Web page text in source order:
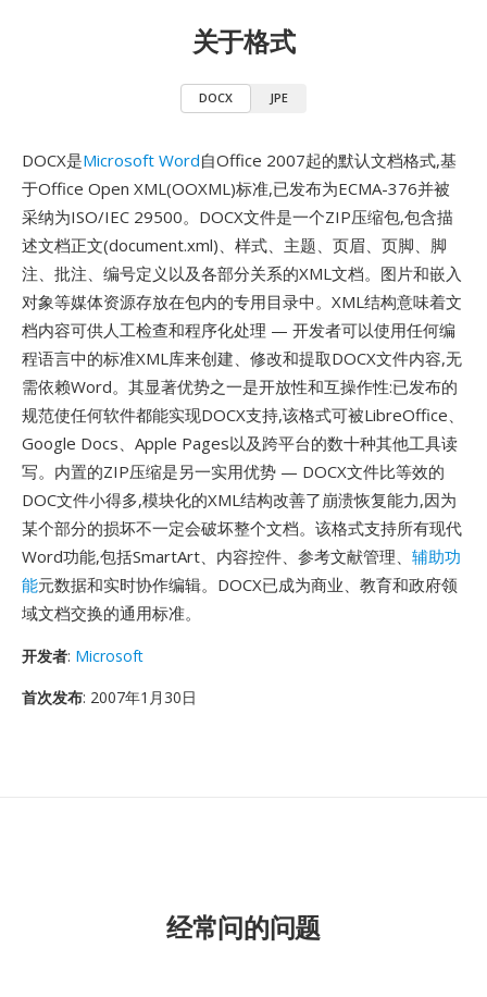
关于格式
DOCX JPE
DOCX是Microsoft Word自Office 2007起的默认文档格式,基
于Office Open XML(OOXML)标准,已发布为ECMA-376并被
采纳为ISO/IEC 29500。DOCX文件是一个ZIP压缩包,包含描
述文档正文(document.xml)、样式、主题、页眉、页脚、脚
注、批注、编号定义以及各部分关系的XML文档。图片和嵌入
对象等媒体资源存放在包内的专用目录中。XML结构意味着文
档内容可供人工检查和程序化处理 — 开发者可以使用任何编
程语言中的标准XML库来创建、修改和提取DOCX文件内容,无
需依赖Word。其显著优势之一是开放性和互操作性:已发布的
规范使任何软件都能实现DOCX支持,该格式可被LibreOffice、
Google Docs、Apple Pages以及跨平台的数十种其他工具读
写。内置的ZIP压缩是另一实用优势 — DOCX文件比等效的
DOC文件小得多,模块化的XML结构改善了崩溃恢复能力,因为
某个部分的损坏不一定会破坏整个文档。该格式支持所有现代
Word功能,包括SmartArt、内容控件、参考文献管理、 辅助功
能元数据和实时协作编辑。DOCX已成为商业、教育和政府领
域文档交换的通用标准。
开发者: Microsoft
首次发布: 2007年1月30日
经常问的问题